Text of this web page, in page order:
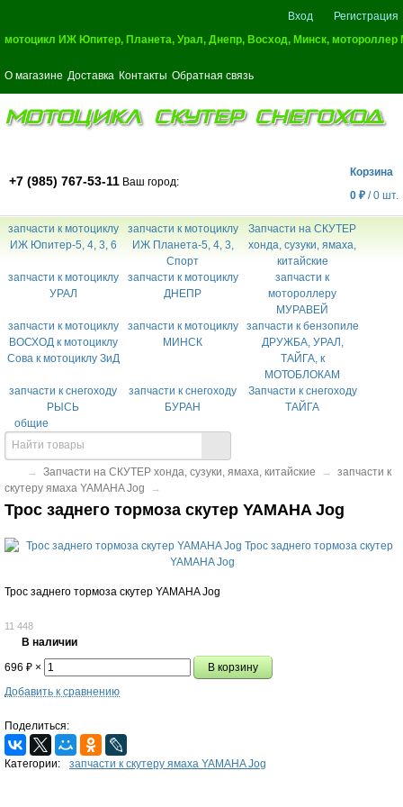
Вход
Регистрация
мотоцикл ИЖ Юпитер, Планета, Урал, Днепр, Восход, Минск,
О магазине Доставка Контакты Обратная связь
МОТОЦИКЛ СКУТЕР СНЕГОХОД
+7 (985) 767-53-11 Ваш город:
Корзина
0 ₽ /0 шт.
запчасти к мотоциклу
ИЖ Юпитер-5, 4, 3, 6
запчасти к мотоциклу
ИЖ Планета-5, 4, 3,
Спорт
Запчасти на СКУТЕР
хонда, сузуки, ямаха,
китайские
запчасти к мотоциклу
УРАЛ
запчасти к мотоциклу
ДНЕПР
запчасти к
мотороллеру
МУРАВЕЙ
запчасти к мотоциклу
ВОСХОД к мотоциклу
Сова к мотоциклу ЗиД
запчасти к мотоциклу
МИНСК
запчасти к бензопиле
ДРУЖБА, УРАЛ,
ТАЙГА, к
МОТОБЛОКАМ
запчасти к снегоходу
РЫСЬ
запчасти к снегоходу
БУРАН
Запчасти к снегоходу
ТАЙГА
общие
→ Запчасти на СКУТЕР хонда, сузуки, ямаха, китайские →
запчасти к
скутеру ямаха YAMAHA Jog
→
Трос заднего тормоза скутер YAMAHA Jog
Трос заднего тормоза скутер YAMAHA Jog
11 448
В наличии
696 ₽ ×
Добавить к сравнению
Поделиться:
Категории: запчасти к скутеру ямаха YAMAHA Jog